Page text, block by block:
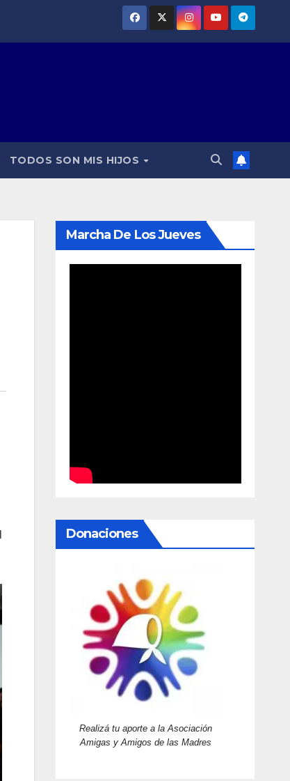
TODOS SON MIS HIJOS
Marcha De Los Jueves
Donaciones
Realizá tu aporte a la Asociación
Amigas y Amigos de las Madres